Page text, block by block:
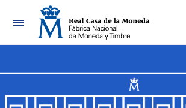
Nabigazioa